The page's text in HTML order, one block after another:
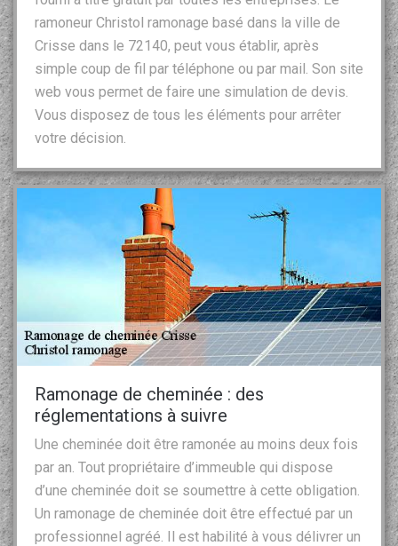
ramoneur Christol ramonage basé dans la ville de
Crisse dans le 72140, peut vous établir, après
simple coup de fil par téléphone ou par mail. Son site
web vous permet de faire une simulation de devis.
Vous disposez de tous les éléments pour arrêter
votre décision.
Ramonage de cheminée : des
réglementations à suivre
Une cheminée doit être ramonée au moins deux fois
par an. Tout propriétaire d’immeuble qui dispose
d’une cheminée doit se soumettre à cette obligation.
Un ramonage de cheminée doit être effectué par un
professionnel agréé. Il est habilité à vous délivrer un